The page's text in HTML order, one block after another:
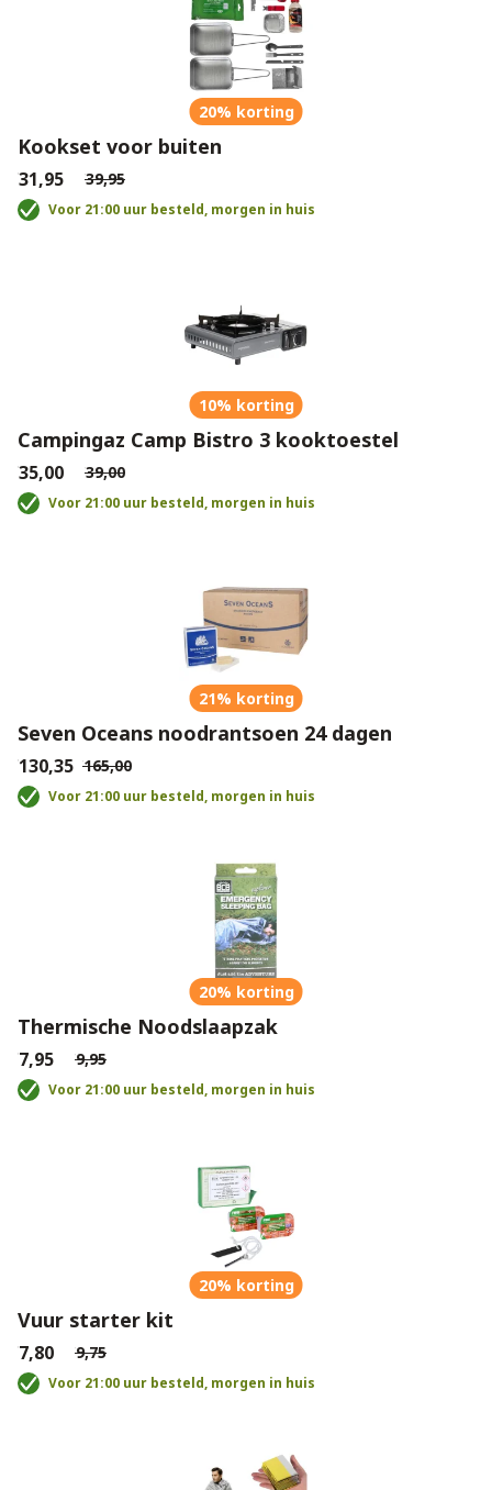
20% korting
Kookset voor buiten
€31,95 €39,95
Voor 21:00 uur besteld, morgen in huis
10% korting
Campingaz Camp Bistro 3 kooktoestel
€35,00 €39,00
Voor 21:00 uur besteld, morgen in huis
21% korting
Seven Oceans noodrantsoen 24 dagen
€130,35 €165,00
Voor 21:00 uur besteld, morgen in huis
20% korting
Thermische Noodslaapzak
€7,95 €9,95
Voor 21:00 uur besteld, morgen in huis
20% korting
Vuur starter kit
€7,80 €9,75
Voor 21:00 uur besteld, morgen in huis